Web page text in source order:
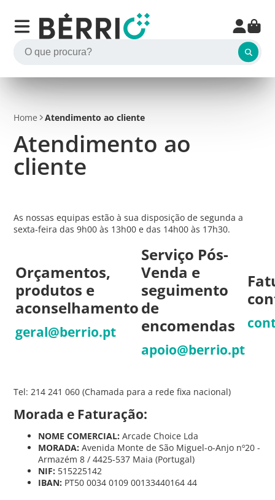
Home Atendimento ao cliente
Atendimento ao
cliente
As nossas equipas estão à sua disposição de segunda a
sexta-feira das 9h00 às 13h00 e das 14h00 às 17h30.
Orçamentos,
produtos e
aconselhamento
geral@berrio.pt
Serviço Pós-
Venda e
seguimento
de
encomendas
apoio@berrio.pt
Tel: 214 241 060 (Chamada para a rede fixa nacional)
Morada e Faturação:
NOME COMERCIAL: Arcade Choice Lda
MORADA: Avenida Monte de São Miguel-o-Anjo nº20 -
Armazém 8 / 4425-537 Maia (Portugal)
NIF: 515225142
IBAN: PT50 0034 0109 00133440164 44